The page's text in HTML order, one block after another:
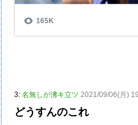
3:名無しが沸キ立ツ 2021/09/06(月)
どうすんのこれ